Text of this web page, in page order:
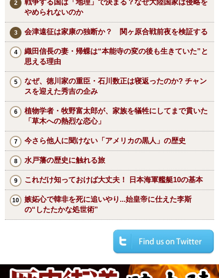
やめられないのか
会津遠征は家康の独断か？ 関ヶ原合戦前夜を検証する
織田信長の妻・帰蝶は“本能寺の変の後も生きていた”と
思える理由
なぜ、徳川家の重臣・石川数正は寝返ったのか? チャン
スを迎えた秀吉の企み
植物学者・牧野富太郎が、家族を犠牲にしてまで貫いた
「草木への熱烈な恋心」
今さら他人に聞けない「アメリカの黒人」の歴史
水戸藩の歴史に触れる旅
これだけ知っておけば大丈夫！ 日本海軍艦艇10の基本
嫉妬心で韓非を死に追いやり...始皇帝に仕えた李斯
の“したたかな処世術”